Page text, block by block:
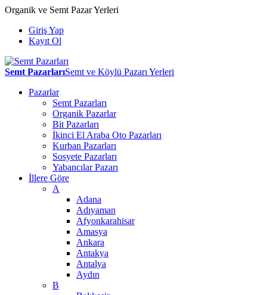
Organik ve Semt Pazar Yerleri
Giriş Yap
Kayıt Ol
Semt PazarlarıSemt ve Köylü Pazarı Yerleri
Pazarlar
Semt Pazarları
Organik Pazarlar
Bit Pazarları
İkinci El Araba Oto Pazarları
Kurban Pazarları
Sosyete Pazarları
Yabancılar Pazarı
İllere Göre
A
Adana
Adıyaman
Afyonkarahisar
Amasya
Ankara
Antakya
Antalya
Aydın
B